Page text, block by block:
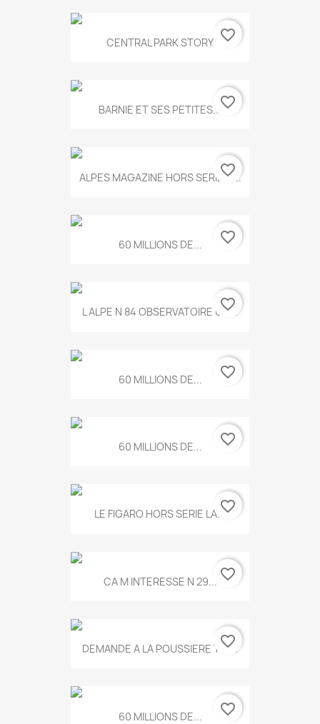
CENTRAL PARK STORY favorite_border
BARNIE ET SES PETITES...favorite_border
ALPES MAGAZINE HORS SERIE N...
favorite_border
60 MILLIONS DE... favorite_border
L ALPE N 84 OBSERVATOIRE UN...
favorite_border
60 MILLIONS DE... favorite_border
60 MILLIONS DE... favorite_border
LE FIGARO HORS SERIE LA...favorite_border
CA M INTERESSE N 29... favorite_border
DEMANDE A LA POUSSIERE T.778
favorite_border
60 MILLIONS DE... favorite_border